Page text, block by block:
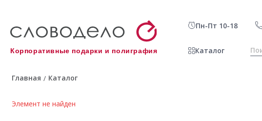
Корпоративные подарки и полиграфия
Пн-Пт 10-18
Каталог
Главная / Каталог
Элемент не найден